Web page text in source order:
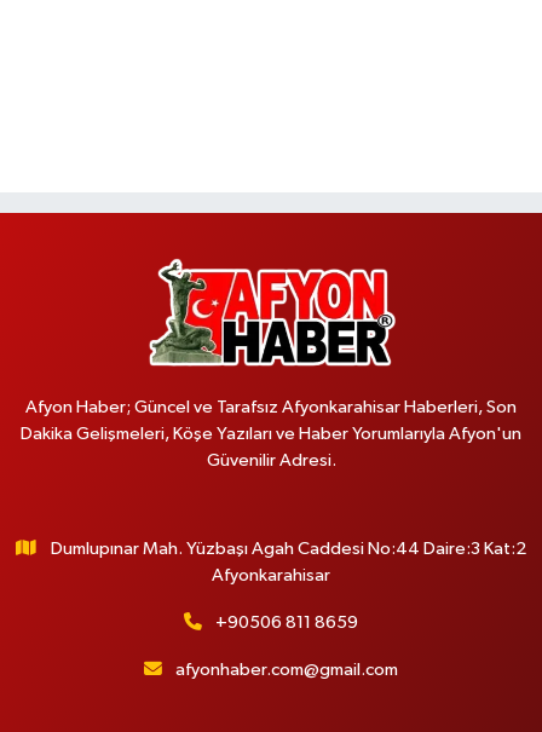
Afyon Haber; Güncel ve Tarafsız Afyonkarahisar Haberleri, Son
Dakika Gelişmeleri, Köşe Yazıları ve Haber Yorumlarıyla Afyon'un
Güvenilir Adresi.
Dumlupınar Mah. Yüzbaşı Agah Caddesi No:44 Daire:3 Kat:2
Afyonkarahisar
+90506 811 8659
afyonhaber.com@gmail.com